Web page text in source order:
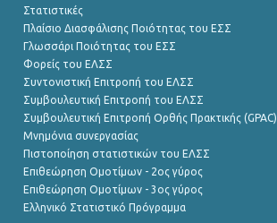
Στατιστικές
Πλαίσιο Διασφάλισης Ποιότητας του ΕΣΣ
Γλωσσάρι Ποιότητας του ΕΣΣ
Φορείς του ΕΛΣΣ
Συντονιστική Επιτροπή του ΕΛΣΣ
Συμβουλευτική Επιτροπή του ΕΛΣΣ
Συμβουλευτική Επιτροπή Ορθής Πρακτικής (GPAC)
Μνημόνια συνεργασίας
Πιστοποίηση στατιστικών του ΕΛΣΣ
Επιθεώρηση Ομοτίμων - 2ος γύρος
Επιθεώρηση Ομοτίμων - 3ος γύρος
Ελληνικό Στατιστικό Πρόγραμμα